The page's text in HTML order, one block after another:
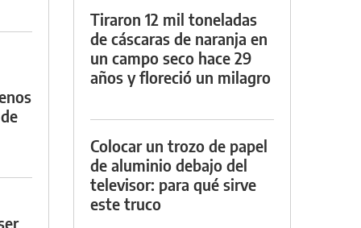
Tiraron 12 mil toneladas
de cáscaras de naranja en
un campo seco hace 29
años y floreció un milagro
Colocar un trozo de papel
de aluminio debajo del
televisor: para qué sirve
este truco